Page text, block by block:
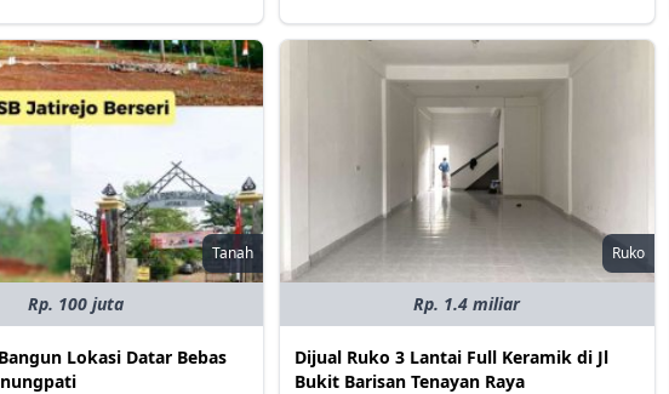
Tanah
Rp. 100 juta
Lokasi Datar Bebas
Ruko
Rp. 1.4 miliar
Dijual Ruko 3 Lantai Full Keramik di Jl
Bukit Barisan Tenayan Raya